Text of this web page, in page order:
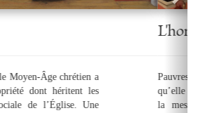
de l’homélie, et pourtant...
l’homélie est au cœur de
Elle ne se réduit ni à un